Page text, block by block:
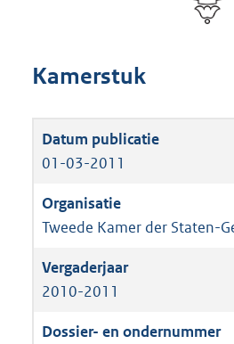
Kamerstuk
01-03-2011
Tweede Kamer der Staten-
2010-2011